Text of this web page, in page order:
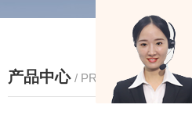
产品中心 / PRODUCTS